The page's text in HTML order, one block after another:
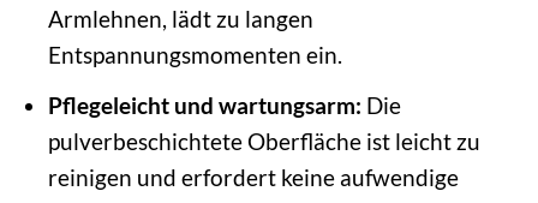
Armlehnen, lädt zu langen
Entspannungsmomenten ein.
Pflegeleicht und wartungsarm: Die
pulverbeschichtete Oberfläche ist leicht zu
reinigen und erfordert keine aufwendige